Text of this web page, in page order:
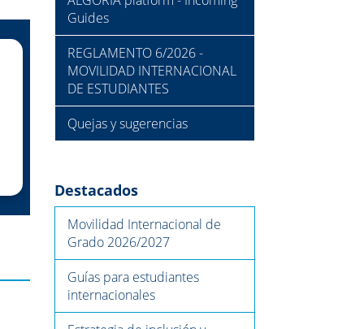
Guides
REGLAMENTO 6/2026 -
MOVILIDAD INTERNACIONAL
DE ESTUDIANTES
Quejas y sugerencias
Destacados
Movilidad Internacional de
Grado 2026/2027
Guías para estudiantes
internacionales